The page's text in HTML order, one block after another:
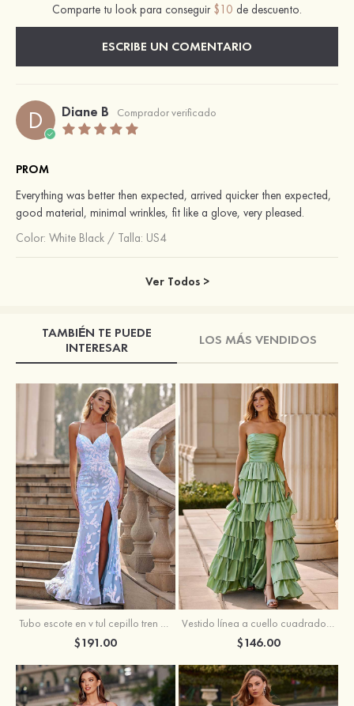
Comparte tu look para conseguir $10 de descuento.
ESCRIBE UN COMENTARIO
D Diane B Comprador verificado
PROM
Everything was better then expected, arrived quicker then expected,
good material, minimal wrinkles, fit like a glove, very pleased.
Color: White Black / Talla: US4
Ver Todos >
TAMBIÉN TE PUEDE
INTERESAR
LOS MÁS VENDIDOS
Tubo escote en v tul cepillo tren vestido de graduación
$191.00
Vestido línea a cuello cuadrado tafetán hasta el suelo vestido de graduación con volantes
$146.00